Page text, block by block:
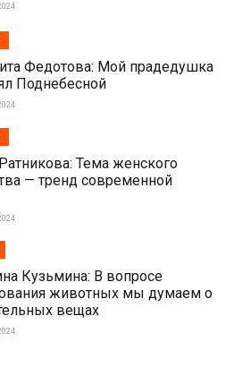
Федотова: Мой прадедушка
Поднебесной
Тема женского
— тренд современной
Кузьмина: В вопросе
животных мы думаем о
вещах